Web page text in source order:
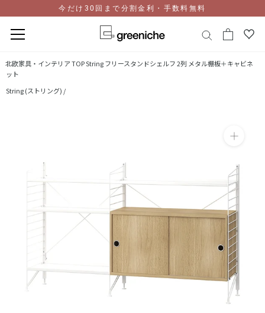
ン
今だけ30回まで分割金利・手数料無料
北欧家具・インテリア TOPString フリースタンドシェルフ 2列 メタル棚板＋キャビネ
ット
String (ストリング) /